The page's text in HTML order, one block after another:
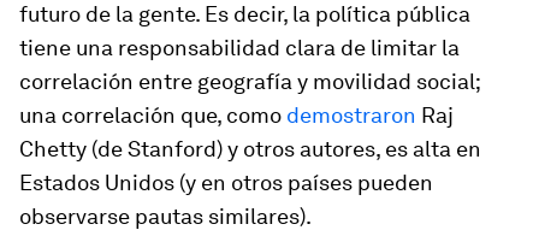
futuro de la gente. Es decir, la política pública
tiene una responsabilidad clara de limitar la
correlación entre geografía y movilidad social;
una correlación que, como demostraron Raj
Chetty (de Stanford) y otros autores, es alta en
Estados Unidos (y en otros países pueden
observarse pautas similares).